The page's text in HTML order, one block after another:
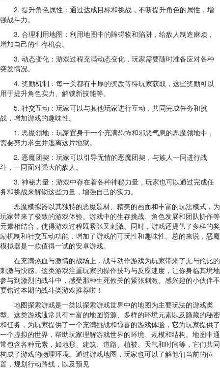
2. 提升角色属性：通过达成目标和挑战，不断提升角色的属性，增
强战斗力。
3. 合理利用地图：利用地图中的障碍物和陷阱，给敌人制造麻烦，
增加自己的生存机会。
3. 动态变化：游戏过程充满动态变化，玩家需要随时准备应对各种
突发情况。
4. 奖励机制：每一关都有丰厚的奖励等待玩家获取，这些奖励可以
用于提升角色实力、解锁新技能等。
5. 社交互动：玩家可以与其他玩家进行互动，共同完成任务和挑
战，增加游戏的趣味性。
1. 恶魔领地：玩家置身于一个充满恐怖和邪恶气息的恶魔领地中，
需要努力求生并逃离这片地狱。
2. 恶魔团契：玩家可以引导无情的恶魔团契，与族人一同进行战
斗，一同面对强大的敌人。
3. 神秘力量：游戏中存在着各种神秘力量，玩家也可以通过完成任
务和挑战来解锁这些力量，增强自己的实力。
恶魔模拟器以其独特的恶魔题材、精美的画面和丰富的玩法模式，为
玩家带来了极致的游戏体验。游戏中的生存挑战、角色发展和团队协作等
元素相结合，使得游戏过程既紧张又刺激。同时，游戏还提供了多样的奖
励机制和社交互动功能，增加了游戏的可玩性和趣味性。总的来说，恶魔
模拟器是一款值得一试的安卓游戏。
在充满热血与激情的战场上，战斗动作游戏为玩家带来了无与伦比的
刺激与快感。这类游戏注重玩家的操作技巧与反应速度，让你身临其境地
参与到激烈的战斗中，感受那种生死攸关的紧张刺激。感兴趣的小伙伴不
要错过本期的战斗类游戏推荐啦！
地图探索游戏是一类以探索游戏世界中的地图为主要玩法的游戏类
型。这类游戏通常具有丰富的地图资源、多样的环境元素以及隐藏的秘密
和任务，为玩家提供了一个充满挑战和惊喜的游戏体验，它为玩家提供了
一个虚拟的世界，帮助玩家理解游戏世界的环境、规模和结构。地图中通
常包含各种元素，如地形、建筑、道路、植被、天气和时间等，它们共同
构成了游戏的物理环境。通过游戏地图，玩家也可以了解他们当前的位
置，规划行动路线，以及预见